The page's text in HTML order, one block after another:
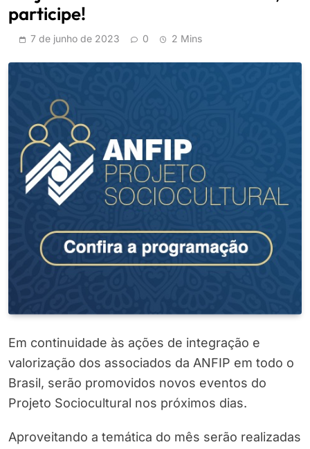
participe!
7 de junho de 2023 0 2 Mins
Em continuidade às ações de integração e
valorização dos associados da ANFIP em todo o
Brasil, serão promovidos novos eventos do
Projeto Sociocultural nos próximos dias.
Aproveitando a temática do mês serão realizadas